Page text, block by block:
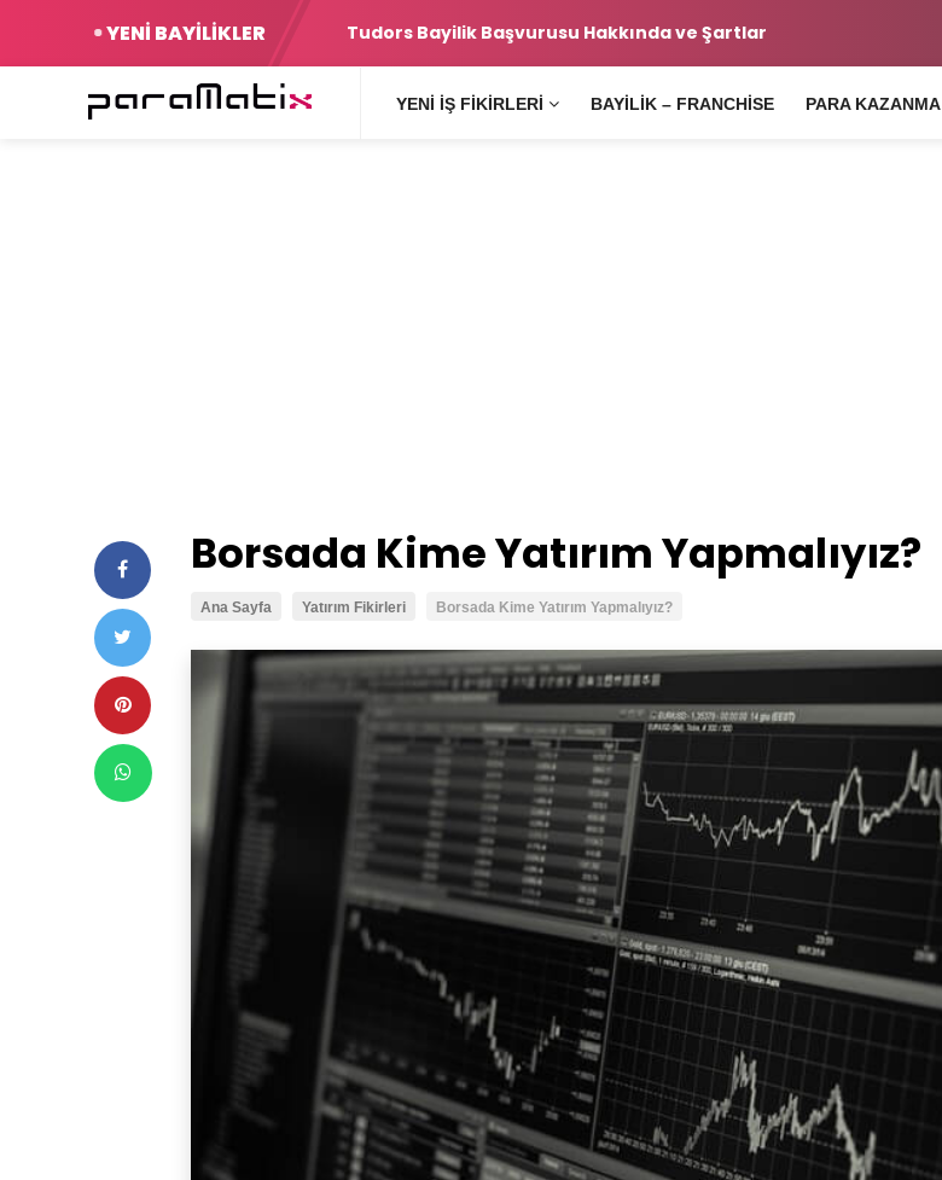
YENİ BAYİLİKLER Yurtiçi Kargo Bayilik Şartları Hakkında
YENI İŞ FIKIRLERI BAYILIK – FRANCHISE PARA KAZANMA
Borsada Kime Yatırım Yapmalıyız?
Ana Sayfa Yatırım Fikirleri Borsada Kime Yatırım Yapmalıyız?